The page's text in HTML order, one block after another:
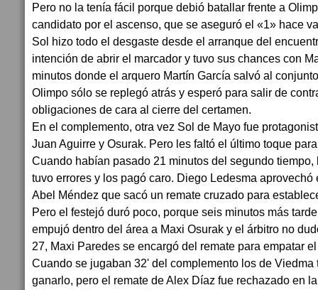
Pero no la tenía fácil porque debió batallar frente a
candidato por el ascenso, que se aseguró el «1» hace
Sol hizo todo el desgaste desde el arranque del
intención de abrir el marcador y tuvo sus chances con
minutos donde el arquero Martín García salvó al
Olimpo sólo se replegó atrás y esperó para salir de
obligaciones de cara al cierre del certamen.
En el complemento, otra vez Sol de Mayo fue
Juan Aguirre y Osurak. Pero les faltó el último toque
Cuando habían pasado 21 minutos del segundo
tuvo errores y los pagó caro. Diego Ledesma
Abel Méndez que sacó un remate cruzado para
Pero el festejó duró poco, porque seis minutos más
empujó dentro del área a Maxi Osurak y el árbitro no
27, Maxi Paredes se encargó del remate para empatar
Cuando se jugaban 32' del complemento los de
ganarlo, pero el remate de Alex Díaz fue rechazado en